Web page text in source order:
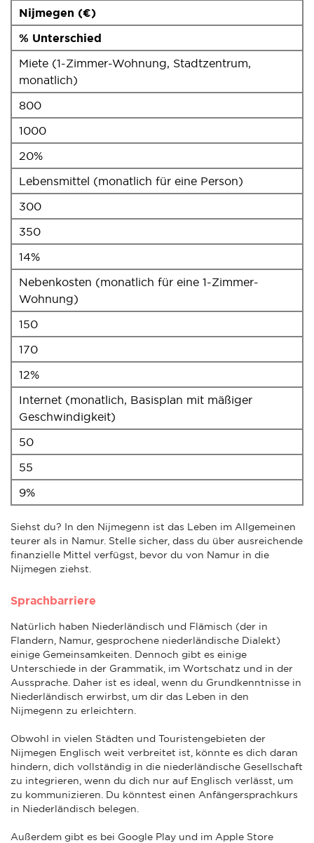
Nijmegen (€)
% Unterschied
Miete (1-Zimmer-Wohnung, Stadtzentrum,
monatlich)
800
1000
20%
Lebensmittel (monatlich für eine Person)
300
350
14%
Nebenkosten (monatlich für eine 1-Zimmer-
Wohnung)
150
170
12%
Internet (monatlich, Basisplan mit mäßiger
Geschwindigkeit)
50
55
9%
Siehst du? In den Nijmegenn ist das Leben im Allgemeinen
teurer als in Namur. Stelle sicher, dass du über ausreichende
finanzielle Mittel verfügst, bevor du von Namur in die
Nijmegen ziehst.
Sprachbarriere
Natürlich haben Niederländisch und Flämisch (der in
Flandern, Namur, gesprochene niederländische Dialekt)
einige Gemeinsamkeiten. Dennoch gibt es einige
Unterschiede in der Grammatik, im Wortschatz und in der
Aussprache. Daher ist es ideal, wenn du Grundkenntnisse in
Niederländisch erwirbst, um dir das Leben in den
Nijmegenn zu erleichtern.
Obwohl in vielen Städten und Touristengebieten der
Nijmegen Englisch weit verbreitet ist, könnte es dich daran
hindern, dich vollständig in die niederländische Gesellschaft
zu integrieren, wenn du dich nur auf Englisch verlässt, um
zu kommunizieren. Du könntest einen Anfängersprachkurs
in Niederländisch belegen.
Außerdem gibt es bei Google Play und im Apple Store